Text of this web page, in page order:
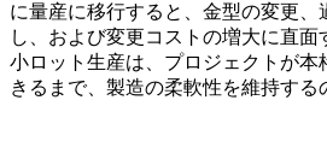
に量産に移行すると、金型の変更、
し、および変更コストの増大に直面
小ロット生産は、プロジェクトが本
きるまで、製造の柔軟性を維持する